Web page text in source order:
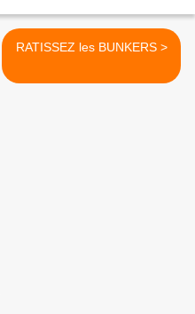
RATISSEZ les BUNKERS >